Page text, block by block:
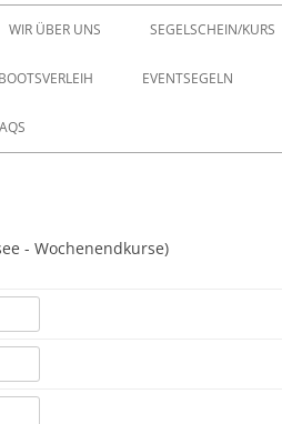
Zum Inhalt springen
WIR ÜBER UNS SEGELSCHEIN/KURS
BOOTSVERLEIH EVENTSEGELN
- Wochenendkurse)